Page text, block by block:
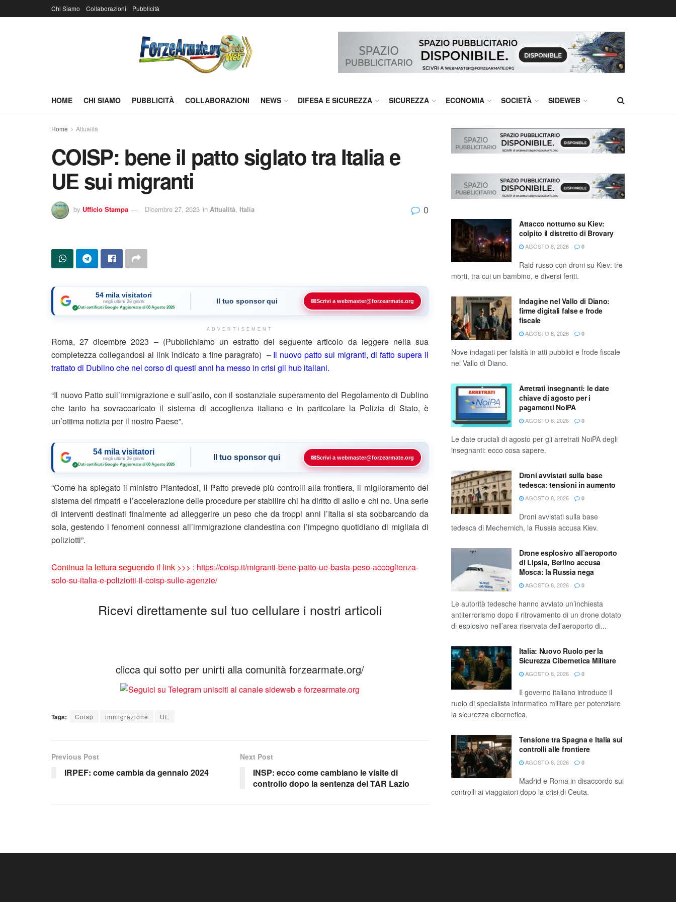
Chi Siamo Collaborazioni Pubblicità
HOME CHI SIAMO PUBBLICITÀ COLLABORAZIONI NEWS DIFESA E SICUREZZA SICUREZZA ECONOMIA SOCIETÀ SIDEWEB
Home Attualità
COISP: bene il patto siglato tra Italia e
UE sui migranti
by Ufficio Stampa Dicembre 27, 2023 in Attualità, Italia 0
54 mila visitatori
negli ultimi 28 giorni
✓ Dati certificati Google·Aggiornato al 08 Agosto 2026
Il tuo sponsor qui ✉Scrivi a webmaster@forzearmate.org
ADVERTISEMENT
Roma, 27 dicembre 2023 – (Pubblichiamo un estratto del seguente articolo da leggere nella sua
completezza collegandosi al link indicato a fine paragrafo) – Il nuovo patto sui migranti, di fatto supera il
trattato di Dublino che nel corso di questi anni ha messo in crisi gli hub italiani.
“Il nuovo Patto sull’immigrazione e sull’asilo, con il sostanziale superamento del Regolamento di Dublino
che tanto ha sovraccaricato il sistema di accoglienza italiano e in particolare la Polizia di Stato, è
un’ottima notizia per il nostro Paese”.
54 mila visitatori
negli ultimi 28 giorni
✓ Dati certificati Google·Aggiornato al 08 Agosto 2026
Il tuo sponsor qui ✉Scrivi a webmaster@forzearmate.org
“Come ha spiegato il ministro Piantedosi, il Patto prevede più controlli alla frontiera, il miglioramento del
sistema dei rimpatri e l’accelerazione delle procedure per stabilire chi ha diritto di asilo e chi no. Una serie
di interventi destinati finalmente ad alleggerire un peso che da troppi anni l’Italia si sta sobbarcando da
sola, gestendo i fenomeni connessi all’immigrazione clandestina con l’impegno quotidiano di migliaia di
poliziotti”.
Continua la lettura seguendo il link >>> : https://coisp.it/migranti-bene-patto-ue-basta-peso-accoglienza-
solo-su-italia-e-poliziotti-il-coisp-sulle-agenzie/
Ricevi direttamente sul tuo cellulare i nostri articoli
clicca qui sotto per unirti alla comunità forzearmate.org/
Tags: Coisp immigrazione UE
Previous Post
IRPEF: come cambia da gennaio 2024
Next Post
INSP: ecco come cambiano le visite di
controllo dopo la sentenza del TAR Lazio
Attacco notturno su Kiev:
colpito il distretto di Brovary
AGOSTO 8, 2026 0
Raid russo con droni su Kiev: tre
morti, tra cui un bambino, e diversi feriti.
Indagine nel Vallo di Diano:
firme digitali false e frode
fiscale
AGOSTO 8, 2026 0
Nove indagati per falsità in atti pubblici e frode fiscale
nel Vallo di Diano.
Arretrati insegnanti: le date
chiave di agosto per i
pagamenti NoiPA
AGOSTO 8, 2026 0
Le date cruciali di agosto per gli arretrati NoiPA degli
insegnanti: ecco cosa sapere.
Droni avvistati sulla base
tedesca: tensioni in aumento
AGOSTO 8, 2026 0
Droni avvistati sulla base
tedesca di Mechernich, la Russia accusa Kiev.
Drone esplosivo all’aeroporto
di Lipsia, Berlino accusa
Mosca: la Russia nega
AGOSTO 8, 2026 0
Le autorità tedesche hanno avviato un’inchiesta
antiterrorismo dopo il ritrovamento di un drone dotato
di esplosivo nell’area riservata dell’aeroporto di...
Italia: Nuovo Ruolo per la
Sicurezza Cibernetica Militare
AGOSTO 8, 2026 0
Il governo italiano introduce il
ruolo di specialista informatico militare per potenziare
la sicurezza cibernetica.
Tensione tra Spagna e Italia sui
controlli alle frontiere
AGOSTO 8, 2026 0
Madrid e Roma in disaccordo sui
controlli ai viaggiatori dopo la crisi di Ceuta.